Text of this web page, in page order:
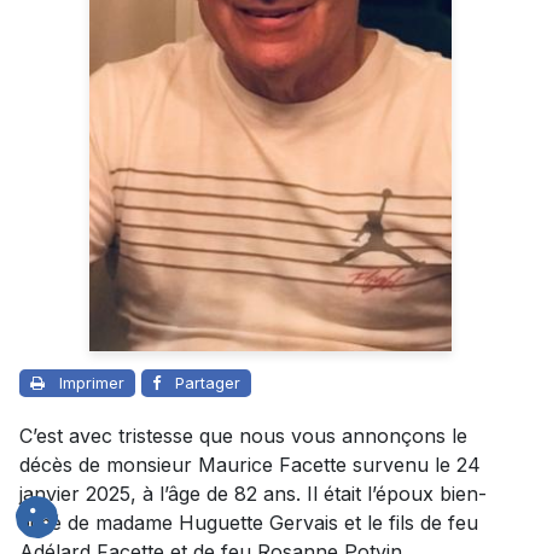
Imprimer Partager
C’est avec tristesse que nous vous annonçons le
décès de monsieur Maurice Facette survenu le 24
janvier 2025, à l’âge de 82 ans. Il était l’époux bien-
aimé de madame Huguette Gervais et le fils de feu